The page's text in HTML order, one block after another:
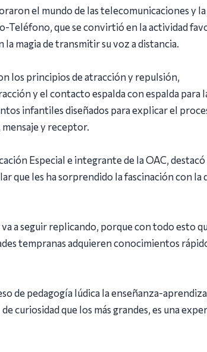
el mundo de las telecomunicaciones y
Teléfono, que se convirtió en la actividad
magia de transmitir su voz a distancia.
los principios de atracción y repulsión,
y el contacto espalda con espalda para
infantiles diseñados para explicar el
y receptor.
Especial e integrante de la OAC, destacó
que les ha sorprendido la fascinación con la
a seguir replicando, porque con todo esto
tempranas adquieren conocimientos
de pedagogía lúdica la enseñanza-
curiosidad que los más grandes, es una